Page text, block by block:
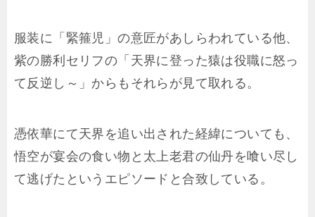
服装に「緊箍児」の意匠があしらわれている他、
紫の勝利セリフの「天界に登った猿は役職に怒っ
て反逆し～」からもそれらが見て取れる。
憑依華にて天界を追い出された経緯についても、
悟空が宴会の食い物と太上老君の仙丹を喰い尽し
て逃げたというエピソードと合致している。